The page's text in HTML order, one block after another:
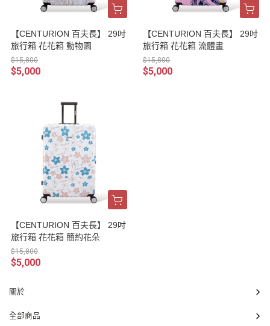
【CENTURION 百夫長】 29吋
旅行箱 花花箱 動物園
$15,800
$5,000
【CENTURION 百夫長】 29吋
旅行箱 花花箱 流體畫
$15,800
$5,000
【CENTURION 百夫長】 29吋
旅行箱 花花箱 簡約花朵
$15,800
$5,000
關於
全部商品